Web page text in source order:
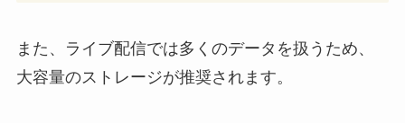
また、ライブ配信では多くのデータを扱うため、
大容量のストレージが推奨されます。